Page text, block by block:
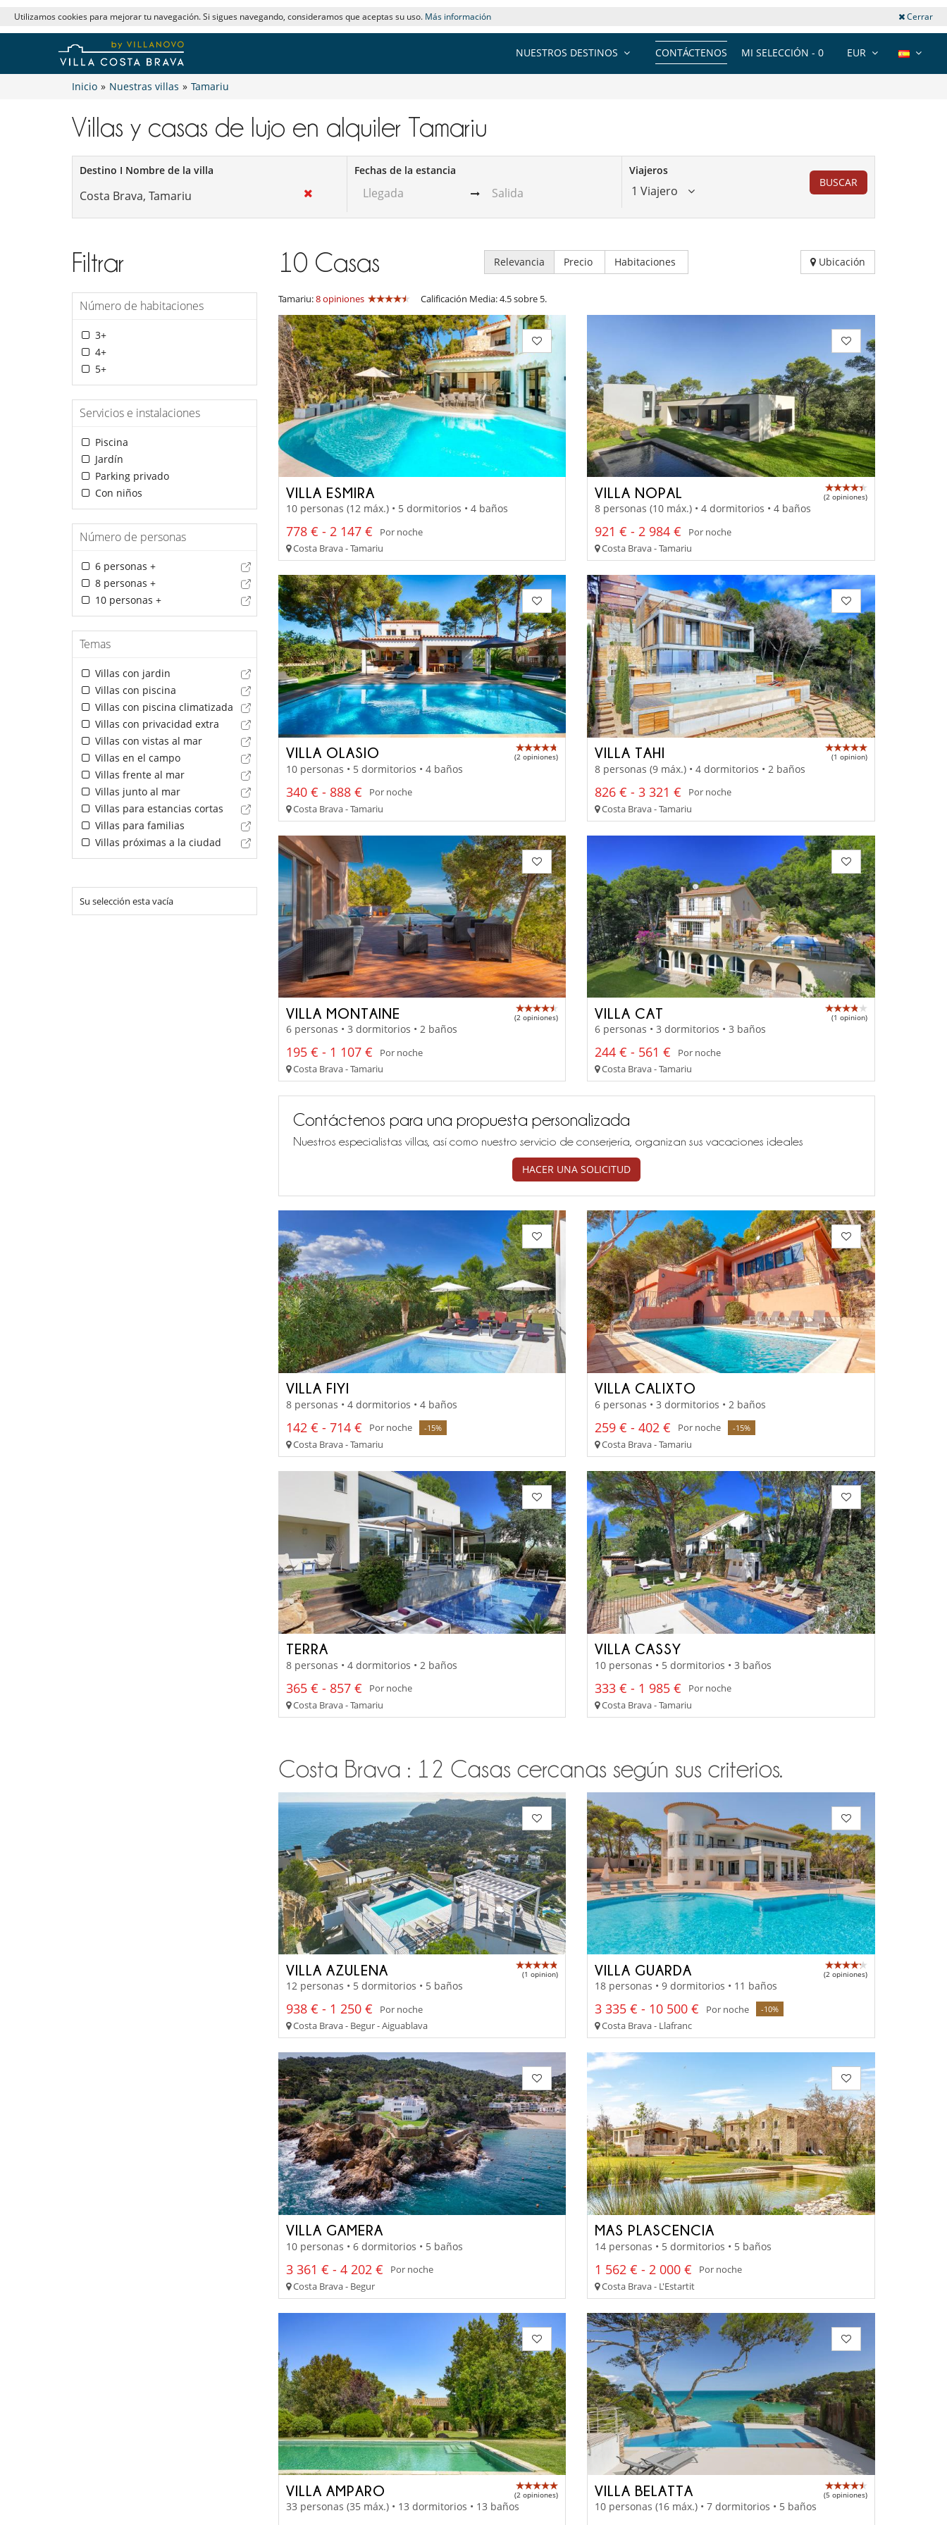
Utilizamos cookies para mejorar tu navegación. Si sigues navegando, consideramos que aceptas su uso. Más información Cerrar
EUR
MI SELECCIÓN - 0
CONTÁCTENOS
NUESTROS DESTINOS
Inicio » Nuestras villas » Tamariu
Villas y casas de lujo en alquiler​ Tamariu
Destino I Nombre de la villa Fechas de la estancia Viajeros
1 Viajero
BUSCAR
Filtrar
Número de habitaciones
3+
4+
5+
Servicios e instalaciones
Piscina
Jardín
Parking privado
Con niños
Número de personas
6 personas +
8 personas +
10 personas +
Temas
Villas con jardin
Villas con piscina
Villas con piscina climatizada
Villas con privacidad extra
Villas con vistas al mar
Villas en el campo
Villas frente al mar
Villas junto al mar
Villas para estancias cortas
Villas para familias
Villas próximas a la ciudad
Su selección esta vacía
10 Casas Relevancia Precio Habitaciones Ubicación
Tamariu:8 opiniones Calificación Media: 4.5 sobre 5.
VILLA ESMIRA
10 personas (12 máx.) • 5 dormitorios • 4 baños
778 € - 2 147 €
Por noche
Costa Brava - Tamariu
VILLA NOPAL (2 opiniones)
8 personas (10 máx.) • 4 dormitorios • 4 baños
921 € - 2 984 €
Por noche
Costa Brava - Tamariu
VILLA OLASIO (2 opiniones)
10 personas • 5 dormitorios • 4 baños
340 € - 888 €
Por noche
Costa Brava - Tamariu
VILLA TAHI (1 opinion)
8 personas (9 máx.) • 4 dormitorios • 2 baños
826 € - 3 321 €
Por noche
Costa Brava - Tamariu
VILLA MONTAINE (2 opiniones)
6 personas • 3 dormitorios • 2 baños
195 € - 1 107 €
Por noche
Costa Brava - Tamariu
VILLA CAT (1 opinion)
6 personas • 3 dormitorios • 3 baños
244 € - 561 €
Por noche
Costa Brava - Tamariu
Contáctenos para una propuesta personalizada
Nuestros especialistas villas, así como nuestro servicio de conserjería, organizan sus vacaciones ideales
HACER UNA SOLICITUD
VILLA FIYI
8 personas • 4 dormitorios • 4 baños
142 € - 714 € Por noche -15%
Costa Brava - Tamariu
VILLA CALIXTO
6 personas • 3 dormitorios • 2 baños
259 € - 402 € Por noche -15%
Costa Brava - Tamariu
TERRA
8 personas • 4 dormitorios • 2 baños
365 € - 857 €
Por noche
Costa Brava - Tamariu
VILLA CASSY
10 personas • 5 dormitorios • 3 baños
333 € - 1 985 €
Por noche
Costa Brava - Tamariu
Costa Brava : 12 Casas cercanas según sus criterios.
VILLA AZULENA (1 opinion)
12 personas • 5 dormitorios • 5 baños
938 € - 1 250 €
Por noche
Costa Brava - Begur - Aiguablava
VILLA GUARDA (2 opiniones)
18 personas • 9 dormitorios • 11 baños
3 335 € - 10 500 € Por noche -10%
Costa Brava - Llafranc
VILLA GAMERA
10 personas • 6 dormitorios • 5 baños
3 361 € - 4 202 €
Por noche
Costa Brava - Begur
MAS PLASCENCIA
14 personas • 5 dormitorios • 5 baños
1 562 € - 2 000 €
Por noche
Costa Brava - L'Estartit
VILLA AMPARO (2 opiniones)
33 personas (35 máx.) • 13 dormitorios • 13 baños
VILLA BELATTA (5 opiniones)
10 personas (16 máx.) • 7 dormitorios • 5 baños